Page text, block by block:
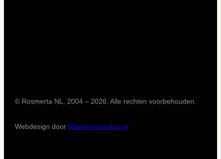
© Rosmerta NL, 2004 – 2026. Alle rechten voorbehouden.
Webdesign door Meereurosonline.nl